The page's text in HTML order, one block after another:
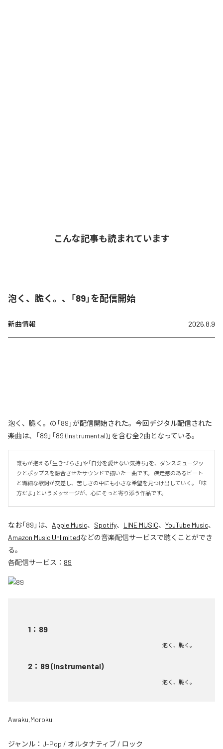
こんな記事も読まれています
泡く、脆く。、「89」を配信開始
新曲情報 2026.8.9
泡く、脆く。の「89」が配信開始された。今回デジタル配信された
楽曲は、「89」「89 (Instrumental)」を含む全2曲となっている。
誰もが抱える「生きづらさ」や「自分を愛せない気持ち」を、ダンスミュージッ
クとポップスを融合させたサウンドで描いた一曲です。 疾走感のあるビート
と繊細な歌詞が交差し、苦しさの中にも小さな希望を見つけ出していく。 「味
方だよ」というメッセージが、心にそっと寄り添う作品です。
なお「89 」は、 Apple Music、 Spotify、 LINE MUSIC、 YouTube Music、
Amazon Music Unlimitedなどの音楽配信サービスで聴くことができ
る。
各配信サービス： 89
1 ： 89
泡く、脆く。
2 ： 89 (Instrumental)
泡く、脆く。
Awaku,Moroku.
ジャンル： J-Pop / オルタナティブ / ロック